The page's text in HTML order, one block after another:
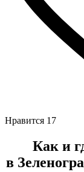
Нравится 17
Как и
в